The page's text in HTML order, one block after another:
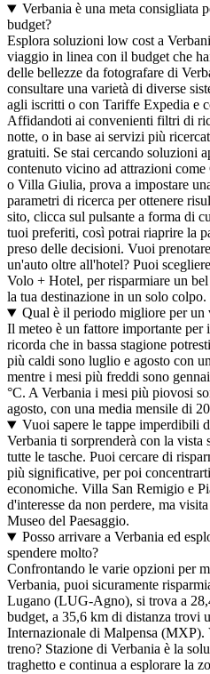
Verbania è una meta consigliata
budget?
Esplora soluzioni low cost a
viaggio in linea con il budget che
delle bellezze da fotografare di
consultare una varietà di diverse
agli iscritti o con Tariffe Expedia e
Affidandoti ai convenienti filtri di
notte, o in base ai servizi più
gratuiti. Se stai cercando soluzioni
contenuto vicino ad attrazioni
o Villa Giulia, prova a impostare
parametri di ricerca per ottenere
sito, clicca sul pulsante a forma di
tuoi preferiti, così potrai riaprire la
preso delle decisioni. Vuoi
un'auto oltre all'hotel? Puoi
Volo + Hotel, per risparmiare un
la tua destinazione in un solo colpo.
Qual è il periodo migliore per un
Il meteo è un fattore importante per
ricorda che in bassa stagione
più caldi sono luglio e agosto con
mentre i mesi più freddi sono
°C. A Verbania i mesi più piovosi
agosto, con una media mensile di
Vuoi sapere le tappe imperdibili
Verbania ti sorprenderà con la vista
tutte le tasche. Puoi cercare di
più significative, per poi
economiche. Villa San Remigio e
d'interesse da non perdere, ma
Museo del Paesaggio.
Posso arrivare a Verbania ed
spendere molto?
Confrontando le varie opzioni per
Verbania, puoi sicuramente
Lugano (LUG-Agno), si trova a
budget, a 35,6 km di distanza trovi
Internazionale di Malpensa
treno? Stazione di Verbania è la
traghetto e continua a esplorare la